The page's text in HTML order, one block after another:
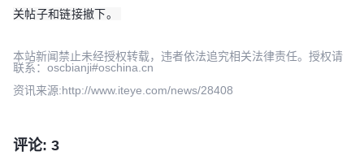
关帖子和链接撤下。
本站新闻禁止未经授权转载，违者依法追究相关法律责任。授权请
联系：oscbianji#oschina.cn
资讯来源:http://www.iteye.com/news/28408
评论: 3